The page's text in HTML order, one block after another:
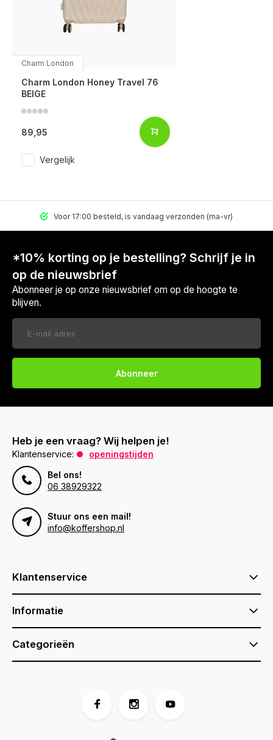
Charm London
Charm London Honey Travel 76
BEIGE
89,95
Vergelijk
Voor 17:00 besteld, is vandaag verzonden (ma-vr)
*10% korting op je bestelling? Schrijf je in
op de nieuwsbrief
Abonneer je op onze nieuwsbrief om op de hoogte te
blijven.
Abonneer
Heb je een vraag? Wij helpen je!
Klantenservice:
openingstijden
Bel ons!
06 38929322
Stuur ons een mail!
info@koffershop.nl
Klantenservice
Informatie
Categorieën